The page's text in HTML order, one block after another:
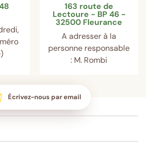
163 route de
Lectoure - BP 46 -
32500 Fleurance
A adresser à la
personne responsable
: M. Rombi
Écrivez-nous par email